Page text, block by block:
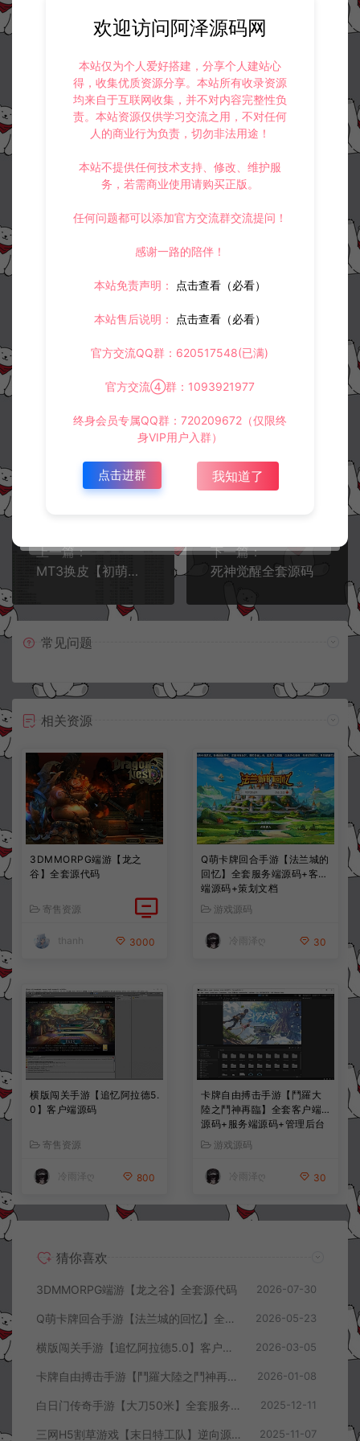
收藏 (5) 打赏 点赞 (1)
©版权免责声明
若您需要商业运营或用于其他商业活动，请您购买正版授权并合法
如果本站有侵犯、不妥之处的资源，请在网站右边客服联系我们。
本站提供的所有资源仅供参考学习使用，不存在任何商业目的与商
侵权联系邮箱：32838727@qq.com
https://www.lyzwlkj.vip/5168/yxym/
冷雨泽ღ 默认解压密码：www.lyzwlkj.vip 复
上一篇：
MT3换皮【初萌西游】全套源码
下一篇：
死神觉醒全套源码
常见问题
相关资源
3DMMORPG端游【龙之
谷】全套源代码
寄售资源
thanh 3000
Q萌卡牌回合手游【法兰城的
回忆】全套服务端源码+客户
端源码+策划文档
游戏源码
冷雨泽ღ 30
横版闯关手游【追忆阿拉德5.
0】客户端源码
寄售资源
冷雨泽ღ 800
卡牌自由搏击手游【鬥羅大
陸之鬥神再臨】全套客户端
源码+服务端源码+管理后台
+导表工具+部署文档
游戏源码
冷雨泽ღ 30
猜你喜欢
3DMMORPG端游【龙之谷】全套源代码 2026-07-30
Q萌卡牌回合手游【法兰城的回忆】全套服务端源码+客户端源码+策划文档 2026-05-23
横版闯关手游【追忆阿拉德5.0】客户端源码 2026-03-05
卡牌自由搏击手游【鬥羅大陸之鬥神再臨】全套客户端源码+服务端源码+管理后台+导表工具+部署文档 2026-01-08
白日门传奇手游【大刀50米】全套服务端源码+客户端源码 2025-12-11
三网H5割草游戏【末日特工队】逆向源码+Cocos本地离线即玩 2025-11-07
欢迎访问阿泽源码网
本站仅为个人爱好搭建，分享个人建站心
得，收集优质资源分享。本站所有收录资源
均来自于互联网收集，并不对内容完整性负
责。本站资源仅供学习交流之用，不对任何
人的商业行为负责，切勿非法用途！
本站不提供任何技术支持、修改、维护服
务，若需商业使用请购买正版。
任何问题都可以添加官方交流群交流提问！
感谢一路的陪伴！
本站免责声明： 点击查看（必看）
本站售后说明： 点击查看（必看）
官方交流QQ群：620517548(已满)
官方交流④群：1093921977
终身会员专属QQ群：720209672（仅限终
身VIP用户入群）
点击进群 我知道了